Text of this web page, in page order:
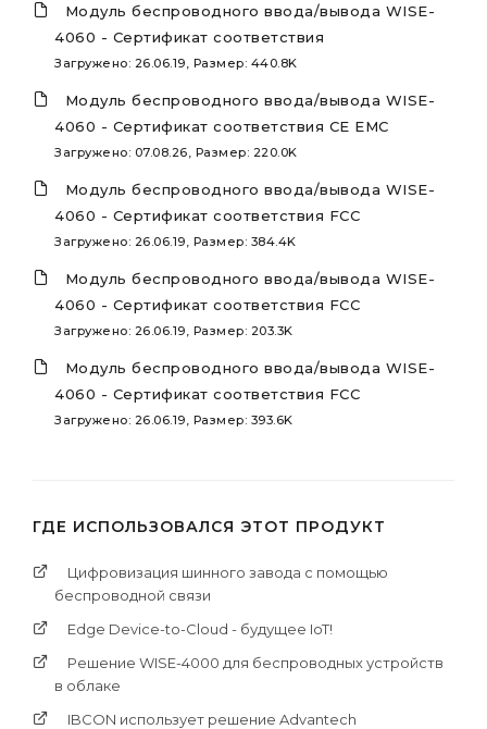
Модуль беспроводного ввода/вывода WISE-
4060 - Сертификат соответствия
Загружено: 26.06.19, Размер: 440.8K
Модуль беспроводного ввода/вывода WISE-
4060 - Сертификат соответствия CE EMC
Загружено: 07.08.26, Размер: 220.0K
Модуль беспроводного ввода/вывода WISE-
4060 - Сертификат соответствия FCC
Загружено: 26.06.19, Размер: 384.4K
Модуль беспроводного ввода/вывода WISE-
4060 - Сертификат соответствия FCC
Загружено: 26.06.19, Размер: 203.3K
Модуль беспроводного ввода/вывода WISE-
4060 - Сертификат соответствия FCC
Загружено: 26.06.19, Размер: 393.6K
ГДЕ ИСПОЛЬЗОВАЛСЯ ЭТОТ ПРОДУКТ
Цифровизация шинного завода с помощью
беспроводной связи
Edge Device-to-Cloud - будущее IoT!
Решение WISE-4000 для беспроводных устройств
в облаке
IBCON использует решение Advantech